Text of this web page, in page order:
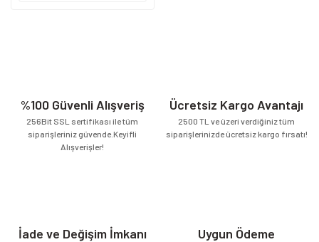
%100 Güvenli Alışveriş
256Bit SSL sertifikası ile tüm
siparişleriniz güvende.Keyifli
Alışverişler!
Ücretsiz Kargo Avantajı
2500 TL ve üzeri verdiğiniz tüm
siparişlerinizde ücretsiz kargo fırsatı!
İade ve Değişim İmkanı
Uygun Ödeme